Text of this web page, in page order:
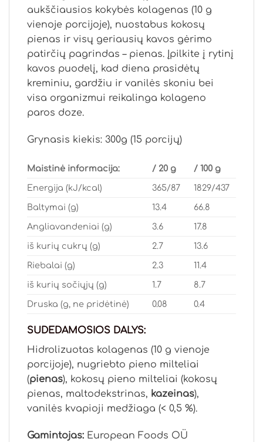
aukščiausios kokybės kolagenas (10 g
vienoje porcijoje), nuostabus kokosų
pienas ir visų geriausių kavos gėrimo
patirčių pagrindas – pienas. Įpilkite į rytinį
kavos puodelį, kad diena prasidėtų
kreminiu, gardžiu ir vanilės skoniu bei
visa organizmui reikalinga kolageno
paros doze.
Grynasis kiekis: 300g (15 porcijų)
Maistinė informacija: / 20 g / 100 g
Energija (kJ/kcal) 365/87 1829/437
Baltymai (g) 13.4 66.8
Angliavandeniai (g) 3.6 17.8
iš kurių cukrų (g) 2.7 13.6
Riebalai (g) 2.3 11.4
iš kurių sočiųjų (g) 1.7 8.7
Druska (g, ne pridėtinė) 0.08 0.4
SUDEDAMOSIOS DALYS:
Hidrolizuotas kolagenas (10 g vienoje
porcijoje), nugriebto pieno milteliai
(pienas), kokosų pieno milteliai (kokosų
pienas, maltodekstrinas, kazeinas),
vanilės kvapioji medžiaga (< 0,5 %).
Gamintojas: European Foods OÜ